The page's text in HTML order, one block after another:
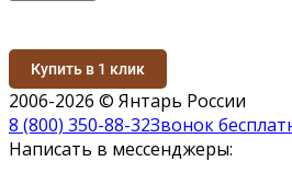
Купить в 1 клик
2006-2026 © Янтарь России
8 (800) 350-88-32Звонок
Написать в мессенджеры: